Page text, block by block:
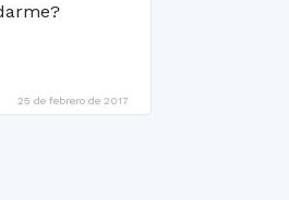
25 de febrero de 2017